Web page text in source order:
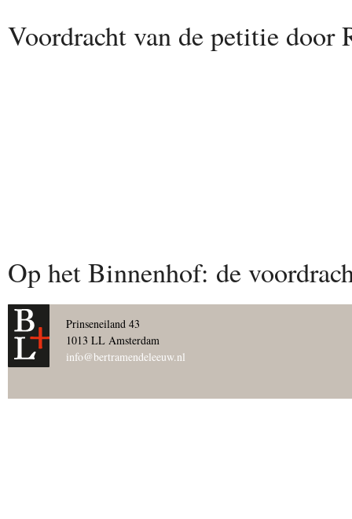
Voordracht van de petitie door
Op het Binnenhof: de
Prinseneiland 43
1013 LL Amsterdam
info@bertramendeleeuw.nl